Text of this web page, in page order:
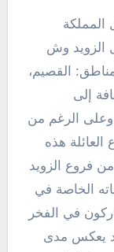
المملكة
الزويد وش
القصيم،
إلى
الرغم من
العائلة هذه
فروع الزويد
الخاصة في
في الفخر
يعكس مدى